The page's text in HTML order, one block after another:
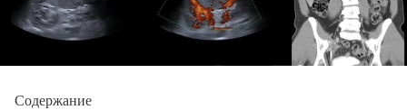
Содержание